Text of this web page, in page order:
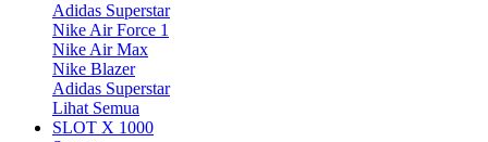
Adidas Superstar
Nike Air Force 1
Nike Air Max
Nike Blazer
Adidas Superstar
Lihat Semua
SLOT X 1000